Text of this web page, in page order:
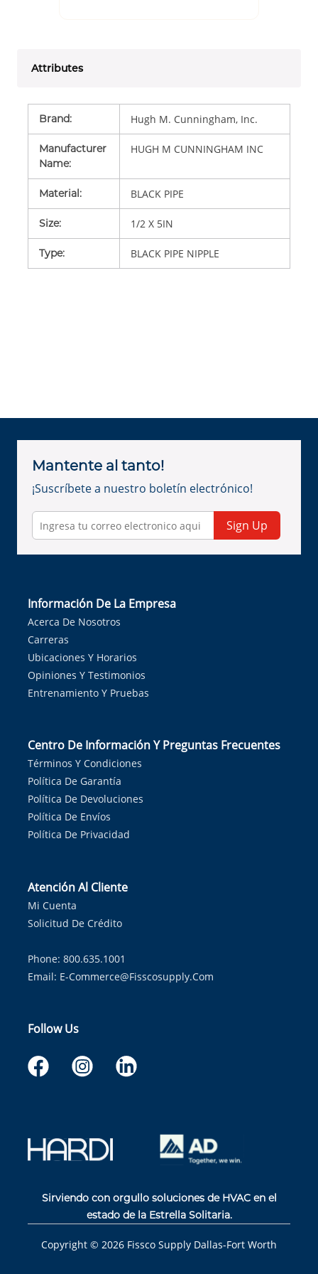
Attributes
Brand: Hugh M. Cunningham, Inc.
Manufacturer
Name:
HUGH M CUNNINGHAM INC
Material: BLACK PIPE
Size: 1/2 X 5IN
Type: BLACK PIPE NIPPLE
Mantente al tanto!
¡Suscríbete a nuestro boletín electrónico!
Sign Up
Información De La Empresa
Acerca De Nosotros
Carreras
Ubicaciones Y Horarios
Opiniones Y Testimonios
Entrenamiento Y Pruebas
Centro De Información Y Preguntas Frecuentes
Términos Y Condiciones
Política De Garantía
Política De Devoluciones
Política De Envíos
Política De Privacidad
Atención Al Cliente
Mi Cuenta
Solicitud De Crédito
Phone: 800.635.1001
Email: E-Commerce@fisscosupply.com
Follow Us
Sirviendo con orgullo soluciones de HVAC en el
estado de la Estrella Solitaria.
Copyright © 2026 Fissco Supply Dallas-Fort Worth